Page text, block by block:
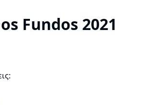
Fundos 2021